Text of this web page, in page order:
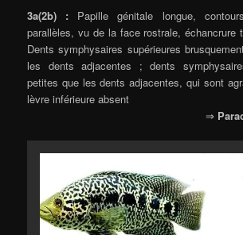
3a(2b) : Papille génitale longue,
parallèles, vu de la face rostrale, échancrure
Dents symphysaires supérieures
les dents adjacentes ; dents
petites que les dents adjacentes, qui sont
lèvre inférieure
⇒